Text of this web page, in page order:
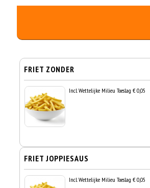
FRIET ZONDER
Incl. Wettelijke Milieu Toeslag € 0,05
FRIET JOPPIESAUS
Incl. Wettelijke Milieu Toeslag € 0,05